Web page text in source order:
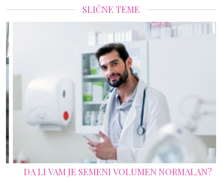
SLIČNE TEME
DA LI VAM JE SEMENI VOLUMEN NORMALAN?